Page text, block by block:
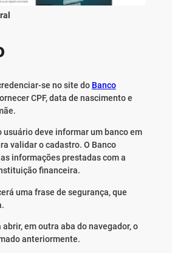
se no site do Banco
CPF, data de nascimento e
usuário deve informar um banco em
validar o cadastro. O Banco
informações prestadas com a
financeira.
uma frase de segurança, que
em outra aba do navegador, o
anteriormente.